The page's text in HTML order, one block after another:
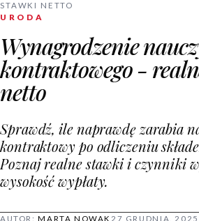
STAWKI NETTO
URODA
Wynagrodzenie
kontraktowego -
netto
Sprawdź, ile naprawdę zarabia
kontraktowy po odliczeniu
Poznaj realne stawki i czynniki
wysokość wypłaty.
AUTOR:MARTA NOWAK 27 GRUDNIA, 2025